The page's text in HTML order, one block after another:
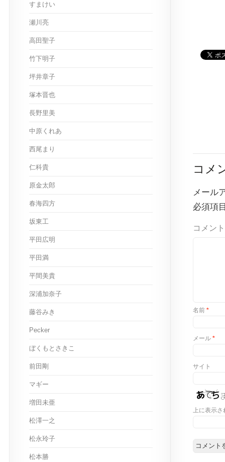
コメ
メール
必須項
コメント
名前 *
メール *
サイト
上に表示
すまけい
瀬川亮
高田聖子
竹下明子
坪井章子
塚本晋也
長野里美
中原くれあ
西尾まり
仁科貴
原金太郎
春海四方
坂東工
平田広明
平田満
平間美貴
深浦加奈子
藤谷みき
Pecker
ぼくもとさきこ
前田剛
マギー
増田未亜
松澤一之
松永玲子
松本勝